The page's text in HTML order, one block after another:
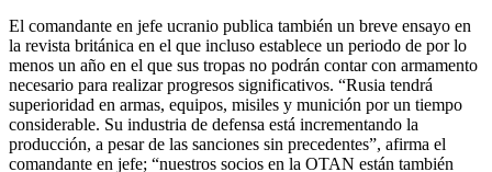
El comandante en jefe ucranio publica también un breve ensayo en
la revista británica en el que incluso establece un periodo de por lo
menos un año en el que sus tropas no podrán contar con armamento
necesario para realizar progresos significativos. “Rusia tendrá
superioridad en armas, equipos, misiles y munición por un tiempo
considerable. Su industria de defensa está incrementando la
producción, a pesar de las sanciones sin precedentes”, afirma el
comandante en jefe; “nuestros socios en la OTAN están también